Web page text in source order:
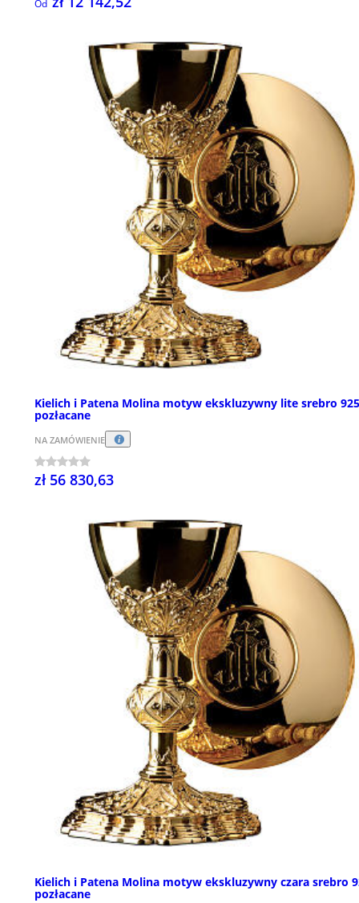
Od
Kielich i Patena Molina motyw ekskluzywny lite srebro 925
pozłacane
NA ZAMÓWIENIE
zł 56 830,63
Kielich i Patena Molina motyw ekskluzywny czara srebro
pozłacane